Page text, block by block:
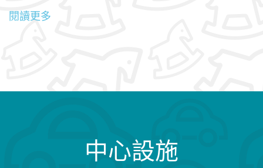
閱讀更多
中心設施